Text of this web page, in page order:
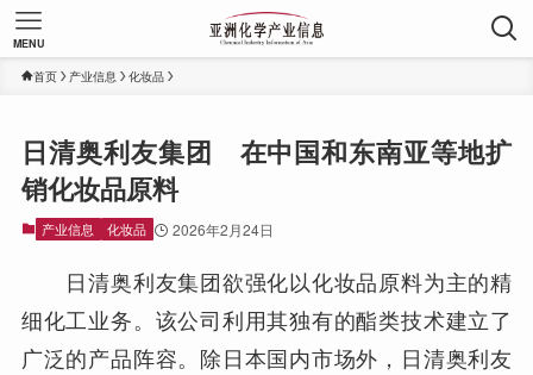
MENU
首页 产业信息 化妆品
日清奥利友集团 在中国和东南亚等地扩
销化妆品原料
产业信息 化妆品 2026年2月24日
日清奥利友集团欲强化以化妆品原料为主的精
细化工业务。该公司利用其独有的酯类技术建立了
广泛的产品阵容。除日本国内市场外，日清奥利友